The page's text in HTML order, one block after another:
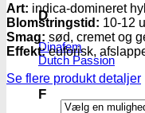
D
Dinafem
Dutch Passion
F
Art: indica-domineret
Blomstringstid: 10-12
Smag: sød, cremet og
Effekt:euforisk,
Se flere produkt detaljer